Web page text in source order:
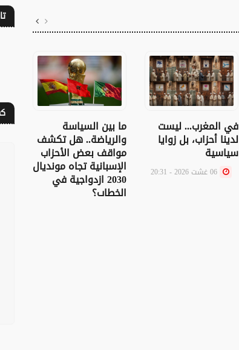
في المغرب... ليست
لدينا أحزاب، بل زوايا
سياسية
ما بين السياسة
والرياضة.. هل تكشف
مواقف بعض الأحزاب
الإسبانية تجاه مونديال
2030 ازدواجية في
الخطاب؟